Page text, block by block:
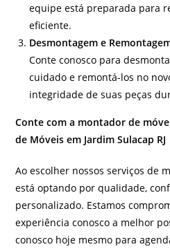
equipe está preparada para
eficiente.
Desmontagem e
Conte conosco para
cuidado e remontá-los no
integridade de suas peças
Conte com a montador de
de Móveis em Jardim Sulacap RJ
Ao escolher nossos serviços de
está optando por qualidade,
personalizado. Estamos
experiência conosco a melhor
conosco hoje mesmo para